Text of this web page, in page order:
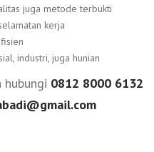
juga metode terbukti
kerja
industri, juga hunian
hubungi 0812 8000 6132